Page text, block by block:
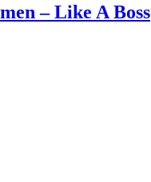
– Like A Boss